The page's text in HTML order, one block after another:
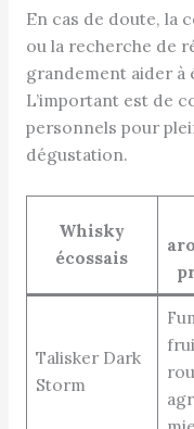
En cas de doute, la
ou la recherche de
grandement aider à
L’important est de
personnels pour
dégustation.
Whisky
écossais
Talisker Dark
Storm